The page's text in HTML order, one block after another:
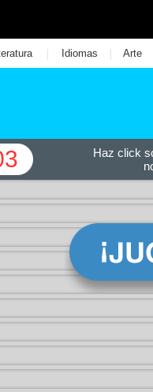
| Idiomas | Arte
Haz click